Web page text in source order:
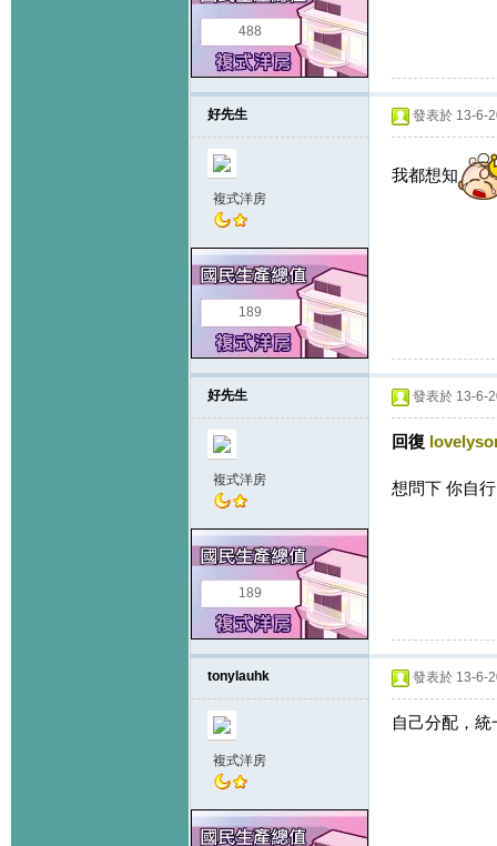
488
好先生
複式洋房
189
發表於 13-6-
我都想知
好先生
複式洋房
189
發表於 13-6-
回復
想問下 你自
tonylauhk
複式洋房
發表於 13-6-
自己分配，